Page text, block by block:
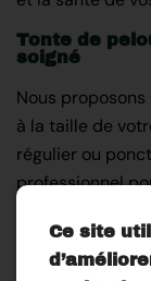
Tonte de
soigné
Nous
à la taille de
régulier ou
professionnel
régénérer.
Ce site